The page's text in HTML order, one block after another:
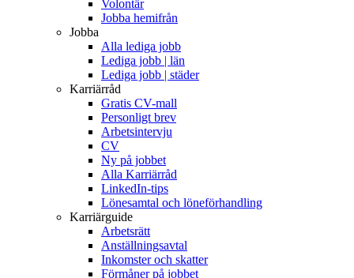
Volontär
Jobba hemifrån
Jobba
Alla lediga jobb
Lediga jobb | län
Lediga jobb | städer
Karriärråd
Gratis CV-mall
Personligt brev
Arbetsintervju
CV
Ny på jobbet
Alla Karriärråd
LinkedIn-tips
Lönesamtal och löneförhandling
Karriärguide
Arbetsrätt
Anställningsavtal
Inkomster och skatter
Förmåner på jobbet